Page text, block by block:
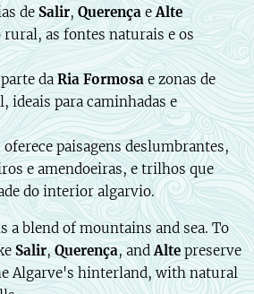
deSalir,Querença eAlte
rural, as fontes naturais e os
daRia Formosae zonas de
ideais para caminhadas e
oferece paisagens deslumbrantes,
e amendoeiras, e trilhos que
do interior algarvio.
a blend of mountains and sea. To
Salir,Querença, andAlte preserve
Algarve's hinterland, with natural